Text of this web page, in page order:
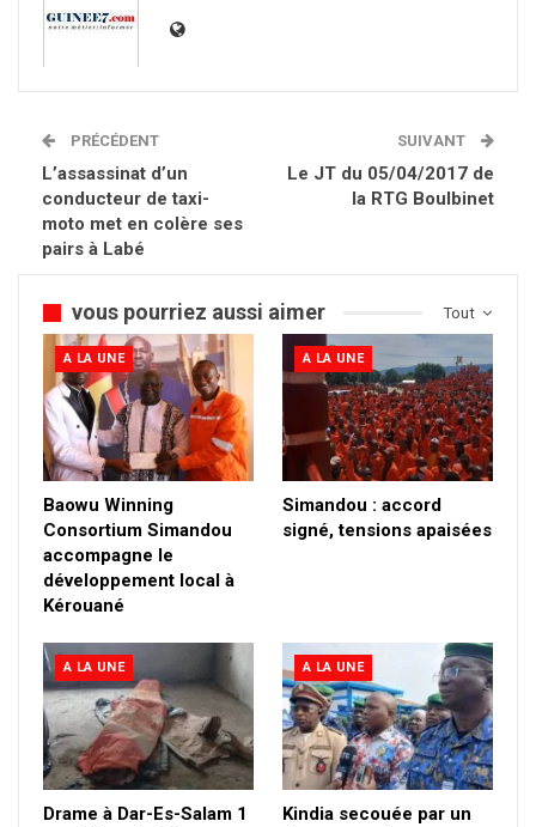
PRÉCÉDENT
L’assassinat d’un
conducteur de taxi-
moto met en colère ses
pairs à Labé
SUIVANT
Le JT du 05/04/2017 de
la RTG Boulbinet
Tout
vous pourriez aussi aimer
A LA UNE
Baowu Winning
Consortium Simandou
accompagne le
développement local à
Kérouané
A LA UNE
Simandou : accord
signé, tensions apaisées
A LA UNE
Drame à Dar-Es-Salam 1
A LA UNE
Kindia secouée par un